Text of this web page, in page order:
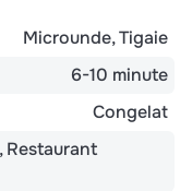
Microunde Tigaie
6-10 minute
Congelat
Restaurant